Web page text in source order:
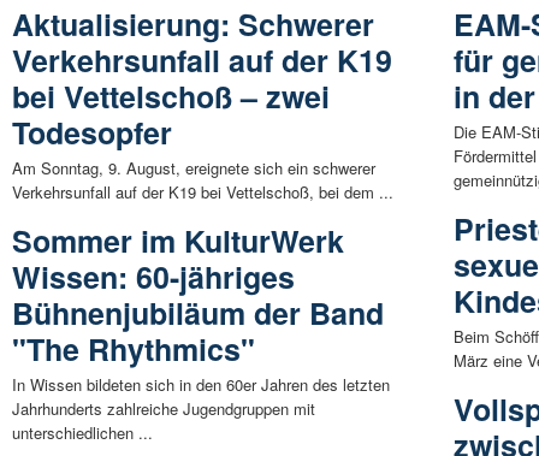
Aktualisierung: Schwerer
Verkehrsunfall auf der K19
bei Vettelschoß – zwei
Todesopfer
Am Sonntag, 9. August, ereignete sich ein schwerer
Verkehrsunfall auf der K19 bei Vettelschoß, bei dem ...
Sommer im KulturWerk
Wissen: 60-jähriges
Bühnenjubiläum der Band
"The Rhythmics"
In Wissen bildeten sich in den 60er Jahren des letzten
Jahrhunderts zahlreiche Jugendgruppen mit
unterschiedlichen ...
für
in
Die EAM-
Beim
März eine